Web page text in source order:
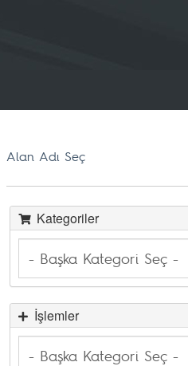
Alan Adı Seç
Kategoriler
İşlemler